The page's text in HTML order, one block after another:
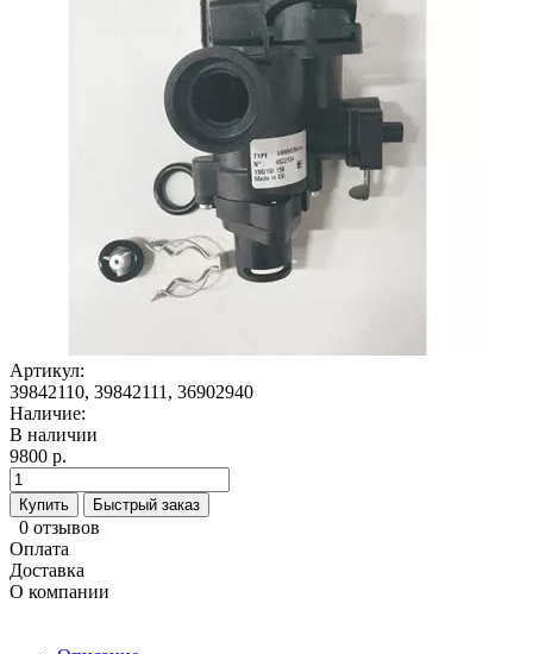
Артикул:
39842110, 39842111, 36902940
Наличие:
В наличии
9800 р.
Купить Быстрый заказ
0 отзывов
Оплата
Доставка
О компании